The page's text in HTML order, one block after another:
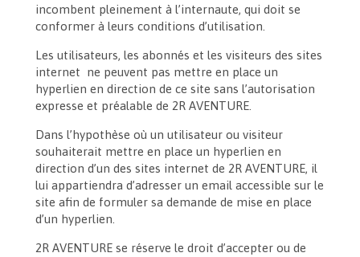
incombent pleinement à l’internaute, qui doit se
conformer à leurs conditions d’utilisation.
Les utilisateurs, les abonnés et les visiteurs des sites
internet ne peuvent pas mettre en place un
hyperlien en direction de ce site sans l’autorisation
expresse et préalable de 2R AVENTURE.
Dans l’hypothèse où un utilisateur ou visiteur
souhaiterait mettre en place un hyperlien en
direction d’un des sites internet de 2R AVENTURE, il
lui appartiendra d’adresser un email accessible sur le
site afin de formuler sa demande de mise en place
d’un hyperlien.
2R AVENTURE se réserve le droit d’accepter ou de